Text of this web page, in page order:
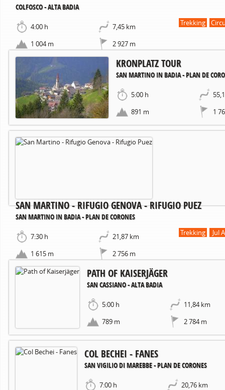
COLFOSCO - ALTA BADIA
4:00 h
7,45 km
1 004 m
2 927 m
Trekking
KRONPLATZ TOUR
SAN MARTINO IN BADIA - PLAN DE
5:00 h
891 m
1
SAN MARTINO - RIFUGIO GENOVA - RIFUGIO PUEZ
SAN MARTINO IN BADIA - PLAN DE CORONES
7:30 h
21,87 km
1 615 m
2 756 m
Trekking Jul
PATH OF KAISERJÄGER
SAN CASSIANO - ALTA BADIA
5:00 h
11,84 km
789 m
2 784 m
COL BECHEI - FANES
SAN VIGILIO DI MAREBBE - PLAN DE CORONES
7:00 h
20,76 km